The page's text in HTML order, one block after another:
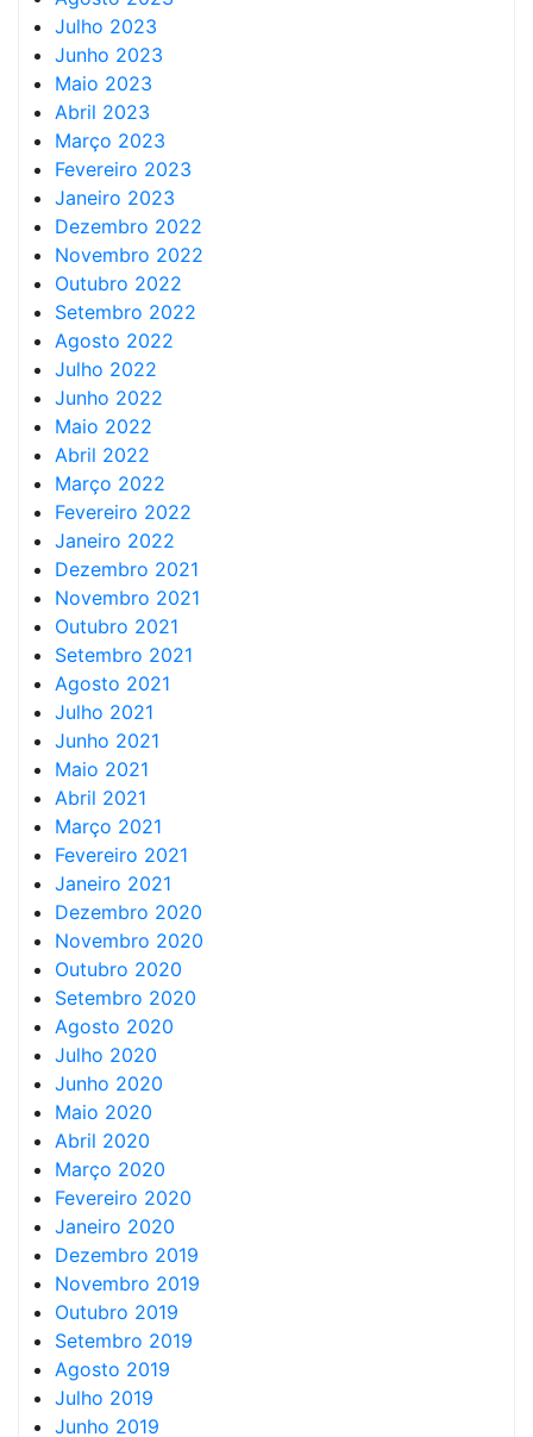
Julho 2023
Junho 2023
Maio 2023
Abril 2023
Março 2023
Fevereiro 2023
Janeiro 2023
Dezembro 2022
Novembro 2022
Outubro 2022
Setembro 2022
Agosto 2022
Julho 2022
Junho 2022
Maio 2022
Abril 2022
Março 2022
Fevereiro 2022
Janeiro 2022
Dezembro 2021
Novembro 2021
Outubro 2021
Setembro 2021
Agosto 2021
Julho 2021
Junho 2021
Maio 2021
Abril 2021
Março 2021
Fevereiro 2021
Janeiro 2021
Dezembro 2020
Novembro 2020
Outubro 2020
Setembro 2020
Agosto 2020
Julho 2020
Junho 2020
Maio 2020
Abril 2020
Março 2020
Fevereiro 2020
Janeiro 2020
Dezembro 2019
Novembro 2019
Outubro 2019
Setembro 2019
Agosto 2019
Julho 2019
Junho 2019